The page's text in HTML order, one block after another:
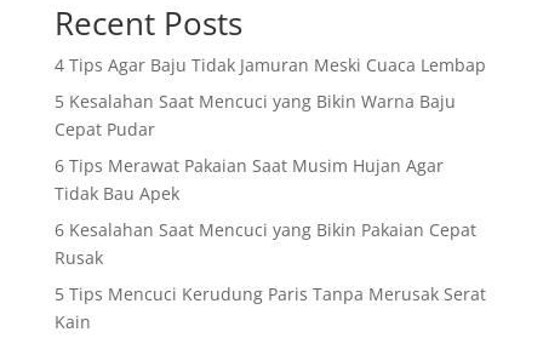
Recent Posts
4 Tips Agar Baju Tidak Jamuran Meski Cuaca Lembap
5 Kesalahan Saat Mencuci yang Bikin Warna Baju
Cepat Pudar
6 Tips Merawat Pakaian Saat Musim Hujan Agar
Tidak Bau Apek
6 Kesalahan Saat Mencuci yang Bikin Pakaian Cepat
Rusak
5 Tips Mencuci Kerudung Paris Tanpa Merusak Serat
Kain